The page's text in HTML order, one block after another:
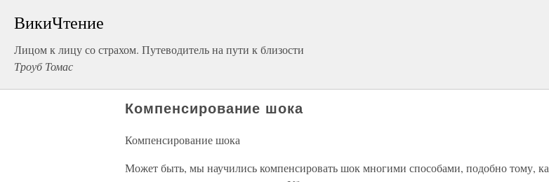
ВикиЧтение
Лицом к лицу со страхом. Путеводитель на пути к близости
Троуб Томас
Компенсирование шока
Компенсирование шока
Может быть, мы научились компенсировать шок многими способами, подобно тому,